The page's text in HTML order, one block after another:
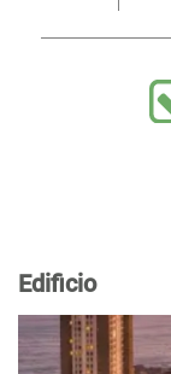
Edificio